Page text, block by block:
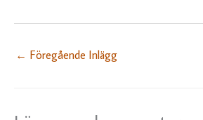
← Föregående Inlägg